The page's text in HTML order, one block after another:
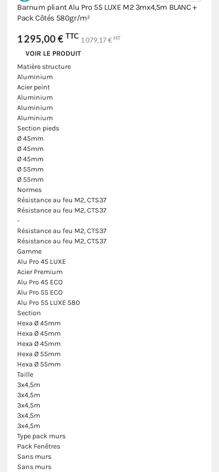
Barnum pliant Alu Pro 55 LUXE M2 3mx4,5m BLANC +
Pack Côtés 580gr/m²
1 295,00 € TTC 1 079,17 € HT
VOIR LE PRODUIT
Matière structure
Aluminium
Acier peint
Aluminium
Aluminium
Aluminium
Section pieds
Ø 45mm
Ø 45mm
Ø 45mm
Ø 55mm
Ø 55mm
Normes
Résistance au feu M2, CTS37
Résistance au feu M2, CTS37
-
Résistance au feu M2, CTS37
Résistance au feu M2, CTS37
Gamme
Alu Pro 45 LUXE
Acier Premium
Alu Pro 45 ECO
Alu Pro 55 ECO
Alu Pro 55 LUXE 580
Section
Hexa Ø 45mm
Hexa Ø 45mm
Hexa Ø 45mm
Hexa Ø 55mm
Hexa Ø 55mm
Taille
3x4,5m
3x4,5m
3x4,5m
3x4,5m
3x4,5m
Type pack murs
Pack Fenêtres
Sans murs
Sans murs